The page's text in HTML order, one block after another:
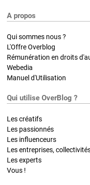
A propos
Qui sommes nous ?
L'Offre Overblog
Rémunération en droits
Webedia
Manuel d'Utilisation
Qui utilise OverBlog ?
Les créatifs
Les passionnés
Les influenceurs
Les entreprises,
Les experts
Vous !